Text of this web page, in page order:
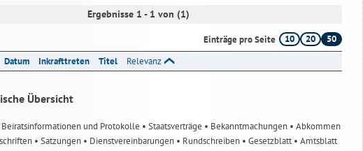
Ergebnisse 1 - 1 von (1)
Einträge pro Seite 10 20
50
Datum Inkrafttreten Titel Relevanz
Übersicht
Beiratsinformationen und Protokolle • Staatsverträge • Bekanntmachungen • Abkommen
• Satzungen • Dienstvereinbarungen • Rundschreiben • Gesetzblatt• Amtsblatt